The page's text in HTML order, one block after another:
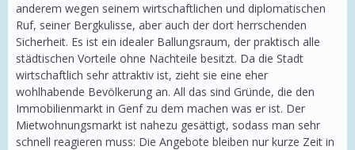
anderem wegen seinem wirtschaftlichen und diplomatischen
Ruf, seiner Bergkulisse, aber auch der dort herrschenden
Sicherheit. Es ist ein idealer Ballungsraum, der praktisch alle
städtischen Vorteile ohne Nachteile besitzt. Da die Stadt
wirtschaftlich sehr attraktiv ist, zieht sie eine eher
wohlhabende Bevölkerung an. All das sind Gründe, die den
Immobilienmarkt in Genf zu dem machen was er ist. Der
Mietwohnungsmarkt ist nahezu gesättigt, sodass man sehr
schnell reagieren muss: Die Angebote bleiben nur kurze Zeit in